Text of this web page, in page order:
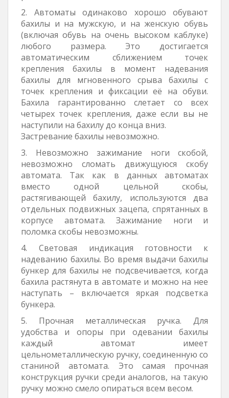
2. Автоматы одинаково хорошо обувают
бахилы и на мужскую, и на женскую обувь
(включая обувь на очень высоком каблуке)
любого размера. Это достигается
автоматическим сближением точек
крепления бахилы в момент надевания
бахилы для мгновенного срыва бахилы с
точек крепления и фиксации её на обуви.
Бахила гарантированно слетает со всех
четырех точек крепления, даже если вы не
наступили на бахилу до конца вниз.
Застревание бахилы невозможно.
3. Невозможно зажимание ноги скобой,
невозможно сломать движущуюся скобу
автомата. Так как в данных автоматах
вместо одной цельной скобы,
растягивающей бахилу, используются два
отдельных подвижных зацепа, спрятанных в
корпусе автомата. Зажимание ноги и
поломка скобы невозможны.
4. Световая индикация готовности к
надеванию бахилы. Во время выдачи бахилы
бункер для бахилы не подсвечивается, когда
бахила растянута в автомате и можно на нее
наступать – включается яркая подсветка
бункера.
5. Прочная металлическая ручка. Для
удобства и опоры при одевании бахилы
каждый автомат имеет
цельнометаллическую ручку, соединенную со
станиной автомата. Это самая прочная
конструкция ручки среди аналогов, на такую
ручку можно смело опираться всем весом.